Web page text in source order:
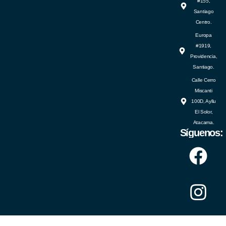
Santiago
Centro.
Europa
#1919,
Providencia,
Santiago.
Calle Cerro
Miscanti
100D, Ayllu
El Solor,
Atacama.
Síguenos: